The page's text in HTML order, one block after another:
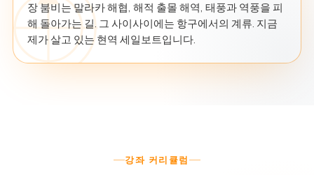
장 붐비는 말라카 해협, 해적 출몰 해역, 태풍과 역풍을 피
해 돌아가는 길. 그 사이사이에는 항구에서의 계류. 지금
제가 살고 있는 현역 세일보트입니다.
강좌 커리큘럼